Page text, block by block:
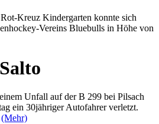
Kreuz Kindergarten konnte sich
Vereins Bluebulls in Höhe von
Unfall auf der B 299 bei Pilsach
ein 30jähriger Autofahrer verletzt.
(Mehr)